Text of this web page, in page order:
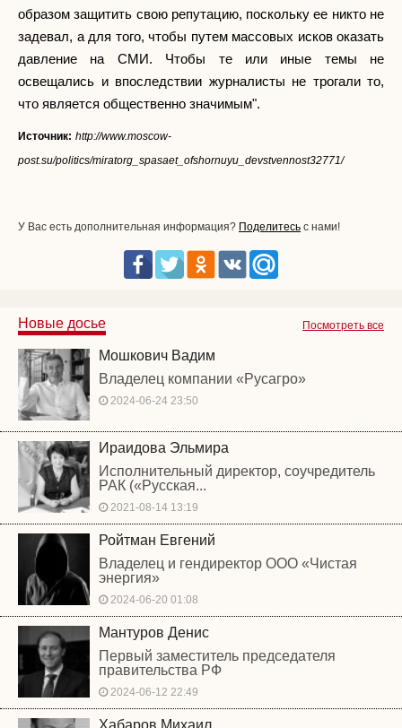
образом защитить свою репутацию, поскольку ее никто не
задевал, а для того, чтобы путем массовых исков оказать
давление на СМИ. Чтобы те или иные темы не
освещались и впоследствии журналисты не трогали то,
что является общественно значимым".
Источник: http://www.moscow-
post.su/politics/miratorg_spasaet_ofshornuyu_devstvennost32771/
У Вас есть дополнительная информация? Поделитесь с нами!
Посмотреть все
Новые досье
Мошкович Вадим
Владелец компании «Русагро»
2024-06-24 23:50
Ираидова Эльмира
Исполнительный директор, соучредитель
РАК («Русская...
2021-08-14 13:19
Ройтман Евгений
Владелец и гендиректор ООО «Чистая
энергия»
2024-06-20 01:08
Мантуров Денис
Первый заместитель председателя
правительства РФ
2024-06-12 22:49
Хабаров Михаил